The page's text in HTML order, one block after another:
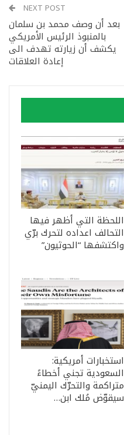
NEXT POST
بعد أن وصف محمد بن سلمان
بالمنبوذ الرئيس الأمريكي
يكشف أن زيارته تهدف الى
إعادة العلاقات
اللحظة التي أظهر فيها
التحالف اعداده لتحرك برّي
واكتشفها “الحوثيون”
استخبارات أمريكية:
السعودية تجني أخطاءً
متراكمة والتحرّك اليمنيّ
سيقوّض مُلك ابن…